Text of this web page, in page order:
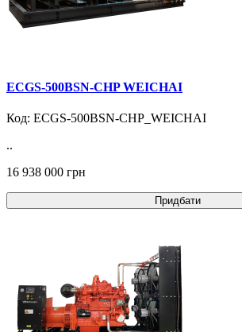
ECGS-500BSN-CHP WEICHAI
Код: ECGS-500BSN-CHP_WEICHAI
..
16 938 000 грн
Придбати